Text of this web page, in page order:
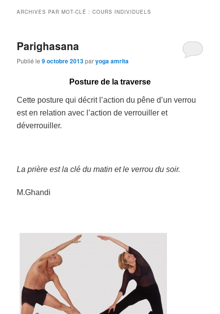
ARCHIVES PAR MOT-CLÉ :COURS INDIVIDUELS
Parighasana
Publié le9 octobre 2013paryoga amrita
Posture de la traverse
Cette posture qui décrit l’action du pêne d’un verrou
est en relation avec l’action de verrouiller et
déverrouiller.
La prière est la clé du matin et le verrou du soir.
M.Ghandi